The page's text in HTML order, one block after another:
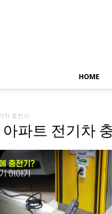
HOME
차 충전기
파트 전기차